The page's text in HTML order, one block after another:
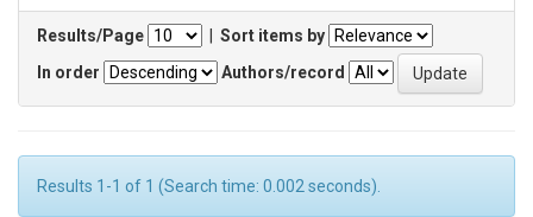
Results/Page
Sort items by
In order
Authors/record
Results 1-1 of 1 (Search time: 0.002 seconds).